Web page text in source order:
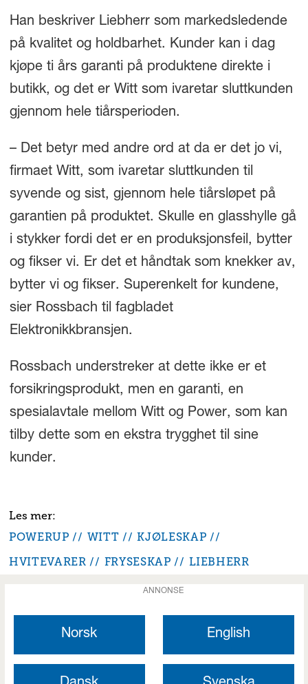
Han beskriver Liebherr som markedsledende
på kvalitet og holdbarhet. Kunder kan i dag
kjøpe ti års garanti på produktene direkte i
butikk, og det er Witt som ivaretar sluttkunden
gjennom hele tiårsperioden.
– Det betyr med andre ord at da er det jo vi,
firmaet Witt, som ivaretar sluttkunden til
syvende og sist, gjennom hele tiårsløpet på
garantien på produktet. Skulle en glasshylle gå
i stykker fordi det er en produksjonsfeil, bytter
og fikser vi. Er det et håndtak som knekker av,
bytter vi og fikser. Superenkelt for kundene,
sier Rossbach til fagbladet
Elektronikkbransjen.
Rossbach understreker at dette ikke er et
forsikringsprodukt, men en garanti, en
spesialavtale mellom Witt og Power, som kan
tilby dette som en ekstra trygghet til sine
kunder.
POWERUP WITT
KJØLESKAP
HVITEVARER
FRYSESKAP LIEBHERR
ANNONSE
Norsk English